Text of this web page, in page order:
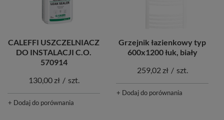
CALEFFI USZCZELNIACZ
DO INSTALACJI C.O.
570914
130,00 zł / szt.
+ Dodaj do porównania
Grzejnik łazienkowy typ
600x1200 łuk, biały
259,02 zł / szt.
+ Dodaj do porównania